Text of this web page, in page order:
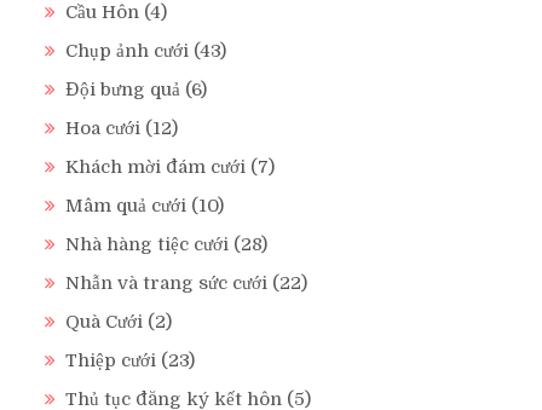
Cầu Hôn (4)
Chụp ảnh cưới (43)
Đội bưng quả (6)
Hoa cưới (12)
Khách mời đám cưới (7)
Mâm quả cưới (10)
Nhà hàng tiệc cưới (28)
Nhẫn và trang sức cưới (22)
Quà Cưới (2)
Thiệp cưới (23)
Thủ tục đăng ký kết hôn (5)